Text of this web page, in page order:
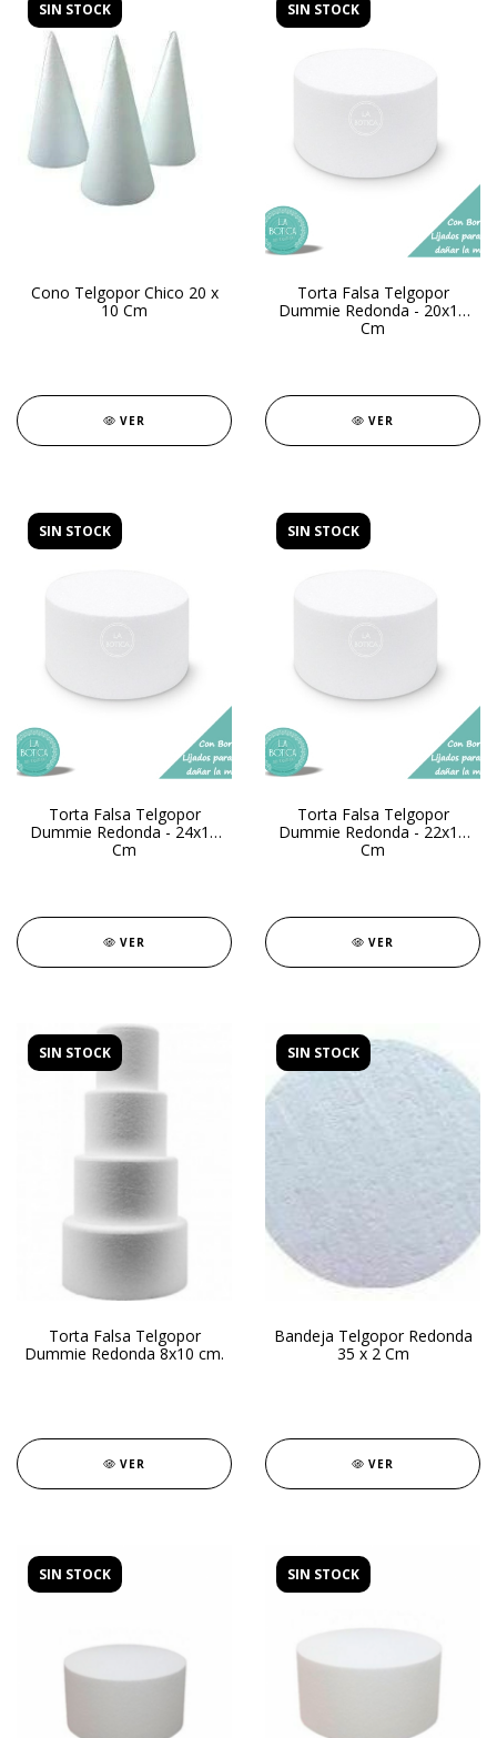
SIN STOCK
Cono Telgopor Chico 20 x
10 Cm
VER
SIN STOCK
Torta Falsa Telgopor
Dummie Redonda - 20x13
Cm
VER
SIN STOCK
Torta Falsa Telgopor
Dummie Redonda - 24x13
Cm
VER
SIN STOCK
Torta Falsa Telgopor
Dummie Redonda - 22x13
Cm
VER
SIN STOCK
Torta Falsa Telgopor
Dummie Redonda 8x10 cm.
VER
SIN STOCK
Bandeja Telgopor Redonda
35 x 2 Cm
VER
SIN STOCK SIN STOCK